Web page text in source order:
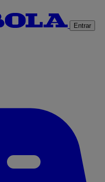
Entrar